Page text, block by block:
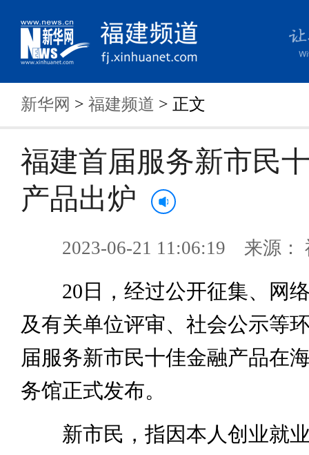
新华网 > 福建频道 > 正文
福建首届服务新市民
产品出炉
2023-06-21 11:06:19 来源：
20日，经过公开征集、网络
及有关单位评审、社会公示等
届服务新市民十佳金融产品在
务馆正式发布。
新市民，指因本人创业就业